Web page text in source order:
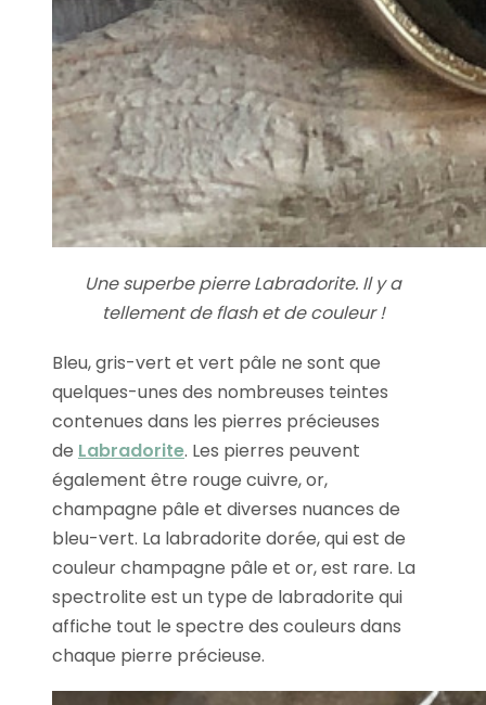
Une superbe pierre Labradorite. Il y a
tellement de flash et de couleur !
Bleu, gris-vert et vert pâle ne sont que
quelques-unes des nombreuses teintes
contenues dans les pierres précieuses
de Labradorite. Les pierres peuvent
également être rouge cuivre, or,
champagne pâle et diverses nuances de
bleu-vert. La labradorite dorée, qui est de
couleur champagne pâle et or, est rare. La
spectrolite est un type de labradorite qui
affiche tout le spectre des couleurs dans
chaque pierre précieuse.